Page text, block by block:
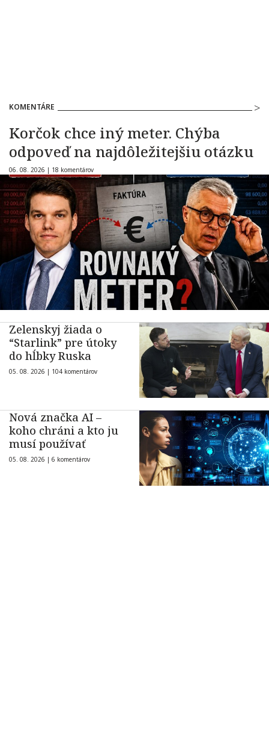
KOMENTÁRE
Korčok chce iný meter. Chýba
odpoveď na najdôležitejšiu otázku
06. 08. 2026 | 18 komentárov
Zelenskyj žiada o
“Starlink” pre útoky
do hĺbky Ruska
05. 08. 2026 | 104 komentárov
Nová značka AI –
koho chráni a kto ju
musí používať
05. 08. 2026 | 6 komentárov